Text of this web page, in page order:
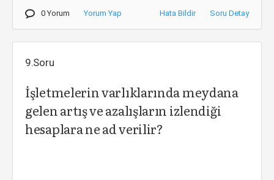
0 Yorum Yorum Yap Hata Bildir Soru Detay
9.Soru
İşletmelerin varlıklarında meydana
gelen artış ve azalışların izlendiği
hesaplara ne ad verilir?